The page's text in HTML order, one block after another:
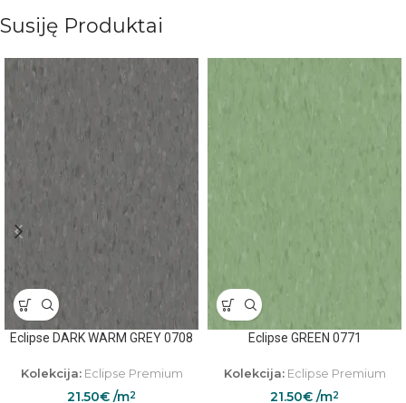
Susiję Produktai
Eclipse DARK WARM GREY 0708
Kolekcija:Eclipse Premium
21.50€ /m2
Eclipse GREEN 0771
Kolekcija:Eclipse Premium
21.50€ /m2